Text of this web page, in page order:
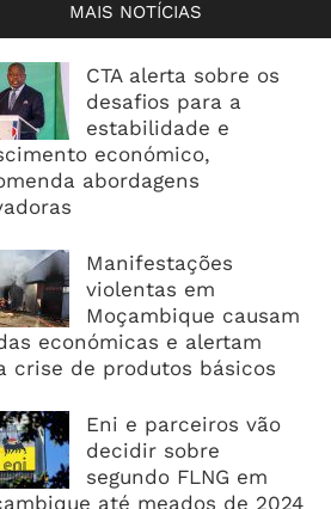
MAIS NOTÍCIAS
CTA alerta sobre os
desafios para a
estabilidade e
económico,
abordagens
Manifestações
violentas em
Moçambique causam
económicas e alertam
crise de produtos básicos
Eni e parceiros vão
decidir sobre
segundo FLNG em
até meados de 2024
E ECA Colocam
Industrialização E
No Centro Da Nova Agenda
Cimenteira Coloca
No Caminho Da Auto-
E Das Exportações
US$265 Milhões E
Ligação Da Zâmbia Ao
Do Lobito